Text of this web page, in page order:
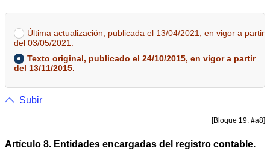
Última actualización, publicada el 13/04/2021, en vigor a partir
del 03/05/2021.
Texto original, publicado el 24/10/2015, en vigor a partir
del 13/11/2015.
Subir
[Bloque 19: #a8]
Artículo 8. Entidades encargadas del registro contable.